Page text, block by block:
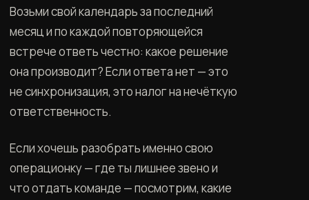
Возьми свой календарь за последний
месяц и по каждой повторяющейся
встрече ответь честно: какое решение
она производит? Если ответа нет — это
не синхронизация, это налог на нечёткую
ответственность.
Если хочешь разобрать именно свою
операционку — где ты лишнее звено и
что отдать команде — посмотрим, какие